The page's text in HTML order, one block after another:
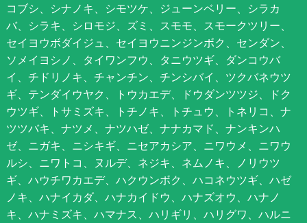
コブシ、シナノキ、シモツケ、ジューンベリー、シラカ
バ、シラキ、シロモジ、ズミ、スモモ、スモークツリー、
セイヨウボダイジュ、セイヨウニンジンボク、センダン、
ソメイヨシノ、タイワンフウ、タニウツギ、ダンコウバ
イ、チドリノキ、チャンチン、チンシバイ、ツクバネウツ
ギ、テンダイウヤク、トウカエデ、ドウダンツツジ、ドク
ウツギ、トサミズキ、トチノキ、トチュウ、トネリコ、ナ
ツツバキ、ナツメ、ナツハゼ、ナナカマド、ナンキンハ
ゼ、ニガキ、ニシキギ、ニセアカシア、ニワウメ、ニワウ
ルシ、ニワトコ、ヌルデ、ネジキ、ネムノキ、ノリウツ
ギ、ハウチワカエデ、ハクウンボク、ハコネウツギ、ハゼ
ノキ、ハナイカダ、ハナカイドウ、ハナズオウ、ハナノ
キ、ハナミズキ、ハマナス、ハリギリ、ハリグワ、ハルニ